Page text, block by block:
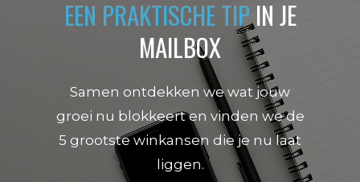
EEN PRAKTISCHE TIPIN JE
MAILBOX
Samen ontdekken we wat jouw
groei nu blokkeert en vinden we de
5 grootste winkansen die je nu laat
liggen.